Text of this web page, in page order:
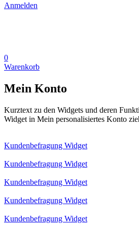
Anmelden
0
Warenkorb
Mein Konto
Kurztext zu den Widgets und deren
Widget in Mein personalisiertes Konto
Kundenbefragung Widget
Kundenbefragung Widget
Kundenbefragung Widget
Kundenbefragung Widget
Kundenbefragung Widget